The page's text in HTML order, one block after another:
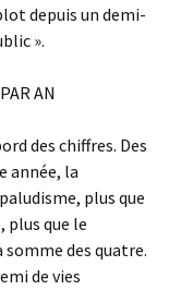
depuis un demi-
».
AN
des chiffres. Des
année, la
plus que
plus que le
des quatre.
de vies